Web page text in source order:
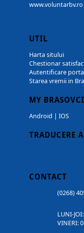
www.voluntarbv.ro
UTIL
Harta sitului
Chestionar
Autentificare
Starea vremii in
MY
Android | IOS
TRADUCERE
CONTACT
(0268)
LUNI-
VINERI: